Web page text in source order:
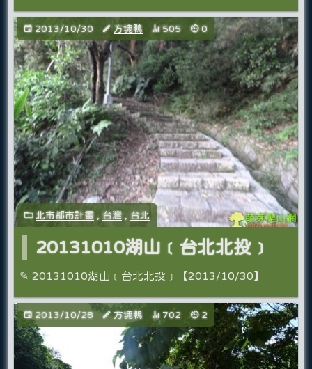
2013/10/30 方塊鴨 505 0
北市都市計畫 ,台灣 ,台北
20131010湖山﹝台北北投﹞
✎ 20131010湖山﹝台北北投﹞【2013/10/30】
2013/10/28 方塊鴨 702 2